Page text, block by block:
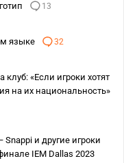
13
языке
32
клуб: «Если игроки хотят
на их национальность»
и другие игроки
IEM Dallas 2023